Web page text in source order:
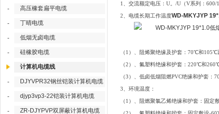
- 高压橡套扁平电缆
- 丁晴电缆
- 低烟无卤电缆
- 硅橡胶电缆
计算机电缆线
- DJYVPR32钢丝铠装计算机电缆
- djyp3vp3-22铠装计算机电缆
- ZR-DJYPVP双屏蔽计算机电缆
1、交流额定电压：U。/U（V系列：
2、电缆长期工作温度WD-MKYJYP
（1）、阻烯聚绝缘及护套：70℃和
（2）、氟塑料绝缘和护套：220℃和
（3）、低卤低烟阻燃PVC绝缘和护套
3、环境温度：
（1）、阻燃聚氯乙烯绝缘和护套：固